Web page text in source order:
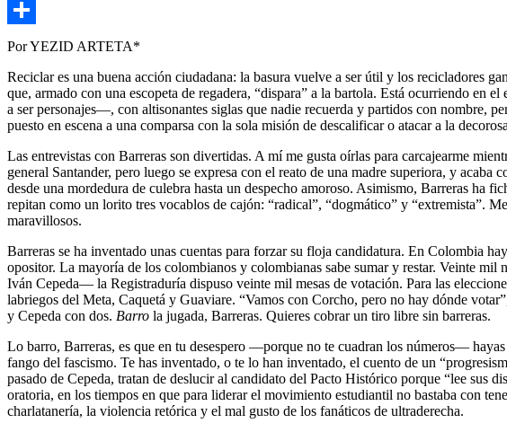
Copy
Link
Compartir
Por YEZID ARTETA*
Reciclar es una buena acción ciudadana: la basura vuelve a ser útil y los recicladores
que, armado con una escopeta de regadera, “dispara” a la bartola. Está ocurriendo
a ser personajes—, con altisonantes siglas que nadie recuerda y partidos con nombre,
puesto en escena a una comparsa con la sola misión de descalificar o atacar a la
Las entrevistas con Barreras son divertidas. A mí me gusta oírlas para carcajearme
general Santander, pero luego se expresa con el reato de una madre superiora, y
desde una mordedura de culebra hasta un despecho amoroso. Asimismo, Barreras ha
repitan como un lorito tres vocablos de cajón: “radical”, “dogmático” y “extremista”.
maravillosos.
Barreras se ha inventado unas cuentas para forzar su floja candidatura. En Colombia
opositor. La mayoría de los colombianos y colombianas sabe sumar y restar. Veinte
Iván Cepeda— la Registraduría dispuso veinte mil mesas de votación. Para las
labriegos del Meta, Caquetá y Guaviare. “Vamos con Corcho, pero no hay dónde
y Cepeda con dos. Barro la jugada, Barreras. Quieres cobrar un tiro libre sin barreras.
Lo barro, Barreras, es que en tu desespero —porque no te cuadran los números—
fango del fascismo. Te has inventado, o te lo han inventado, el cuento de un
pasado de Cepeda, tratan de deslucir al candidato del Pacto Histórico porque “lee sus
oratoria, en los tiempos en que para liderar el movimiento estudiantil no bastaba con
charlatanería, la violencia retórica y el mal gusto de los fanáticos de ultraderecha.